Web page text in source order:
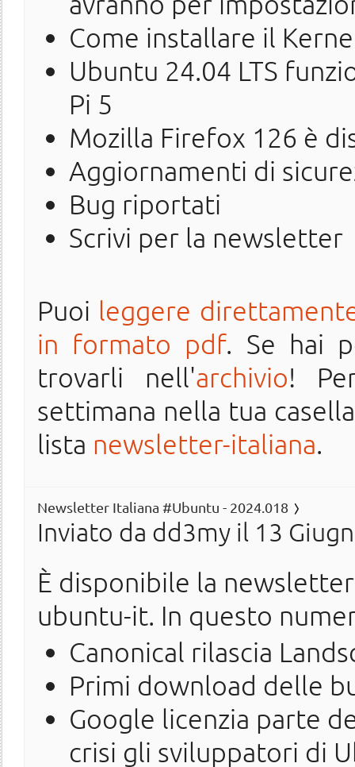
Come installare il
Ubuntu 24.04 LTS
Pi 5
Mozilla Firefox 126 è
Aggiornamenti di
Bug riportati
Scrivi per la newsletter
Puoi leggere
in formato pdf. Se hai
trovarli nell'archivio!
settimana nella tua
lista newsletter-italiana.
Newsletter Italiana #Ubuntu - 2024.018
Inviato da dd3my il 13
È disponibile la
ubuntu-it. In questo
Canonical rilascia
Primi download delle
Google licenzia parte
crisi gli sviluppatori di